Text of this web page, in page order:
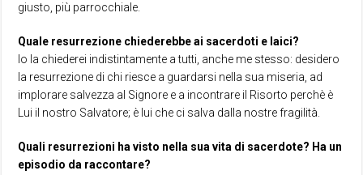
giusto, più parrocchiale.
Quale resurrezione chiederebbe ai sacerdoti e laici?
Io la chiederei indistintamente a tutti, anche me stesso: desidero
la resurrezione di chi riesce a guardarsi nella sua miseria, ad
implorare salvezza al Signore e a incontrare il Risorto perchè è
Lui il nostro Salvatore; è lui che ci salva dalla nostre fragilità.
Quali resurrezioni ha visto nella sua vita di sacerdote? Ha un
episodio da raccontare?